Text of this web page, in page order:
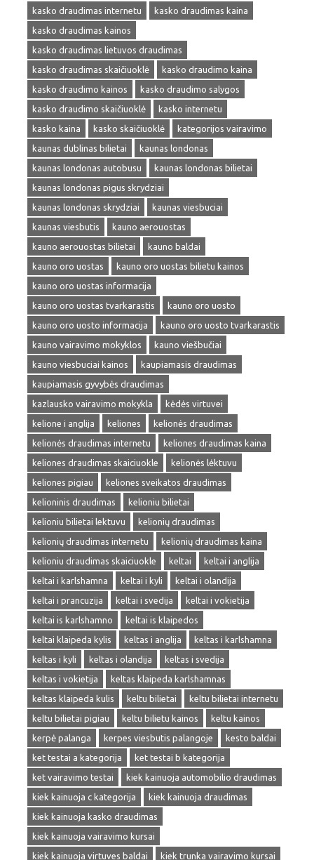
kasko draudimas internetu
kasko draudimas kaina
kasko draudimas kainos
kasko draudimas lietuvos draudimas
kasko draudimas skaičiuoklė
kasko draudimo kaina
kasko draudimo kainos
kasko draudimo salygos
kasko draudimo skaičiuoklė
kasko internetu
kasko kaina
kasko skaičiuoklė
kategorijos vairavimo
kaunas dublinas bilietai
kaunas londonas
kaunas londonas autobusu
kaunas londonas bilietai
kaunas londonas pigus skrydziai
kaunas londonas skrydziai
kaunas viesbuciai
kaunas viesbutis
kauno aerouostas
kauno aerouostas bilietai
kauno baldai
kauno oro uostas
kauno oro uostas bilietu kainos
kauno oro uostas informacija
kauno oro uostas tvarkarastis
kauno oro uosto
kauno oro uosto informacija
kauno oro uosto tvarkarastis
kauno vairavimo mokyklos
kauno viešbučiai
kauno viesbuciai kainos
kaupiamasis draudimas
kaupiamasis gyvybės draudimas
kazlausko vairavimo mokykla
kėdės virtuvei
kelione i anglija
keliones
kelionės draudimas
kelionės draudimas internetu
keliones draudimas kaina
keliones draudimas skaiciuokle
kelionės lėktuvu
keliones pigiau
keliones sveikatos draudimas
kelioninis draudimas
kelioniu bilietai
kelioniu bilietai lektuvu
kelionių draudimas
kelionių draudimas internetu
kelionių draudimas kaina
kelioniu draudimas skaiciuokle
keltai
keltai i anglija
keltai i karlshamna
keltai i kyli
keltai i olandija
keltai i prancuzija
keltai i svedija
keltai i vokietija
keltai is karlshamno
keltai is klaipedos
keltai klaipeda kylis
keltas i anglija
keltas i karlshamna
keltas i kyli
keltas i olandija
keltas i svedija
keltas i vokietija
keltas klaipeda karlshamnas
keltas klaipeda kulis
keltu bilietai
keltu bilietai internetu
keltu bilietai pigiau
keltu bilietu kainos
keltu kainos
kerpė palanga
kerpes viesbutis palangoje
kesto baldai
ket testai a kategorija
ket testai b kategorija
ket vairavimo testai
kiek kainuoja automobilio draudimas
kiek kainuoja c kategorija
kiek kainuoja draudimas
kiek kainuoja kasko draudimas
kiek kainuoja vairavimo kursai
kiek kainuoja virtuves baldai
kiek trunka vairavimo kursai